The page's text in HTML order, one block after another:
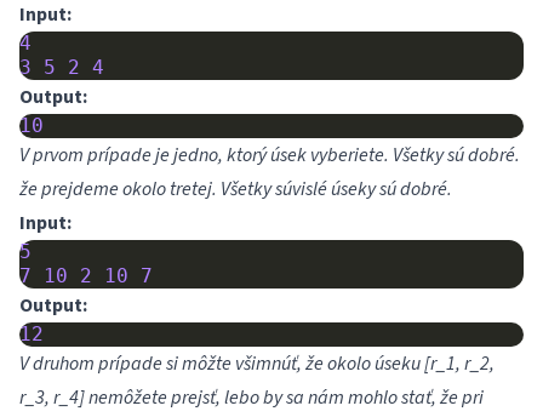
Input:
4
3
5 2 4
Output:
10
V prvom prípade je jedno, ktorý úsek vyberiete. Všetky sú dobré.
že prejdeme okolo tretej. Všetky súvislé úseky sú dobré.
Input:
5
7
10 2 10 7
Output:
12
V druhom prípade si môžte všimnúť, že okolo úseku [r_1, r_2,
r_3, r_4] nemôžete prejsť, lebo by sa nám mohlo stať, že pri